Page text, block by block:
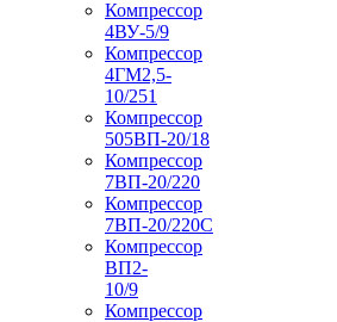
Компрессор
4ВУ-5/9
Компрессор
4ГМ2,5-
10/251
Компрессор
505ВП-20/18
Компрессор
7ВП-20/220
Компрессор
7ВП-20/220С
Компрессор
ВП2-
10/9
Компрессор